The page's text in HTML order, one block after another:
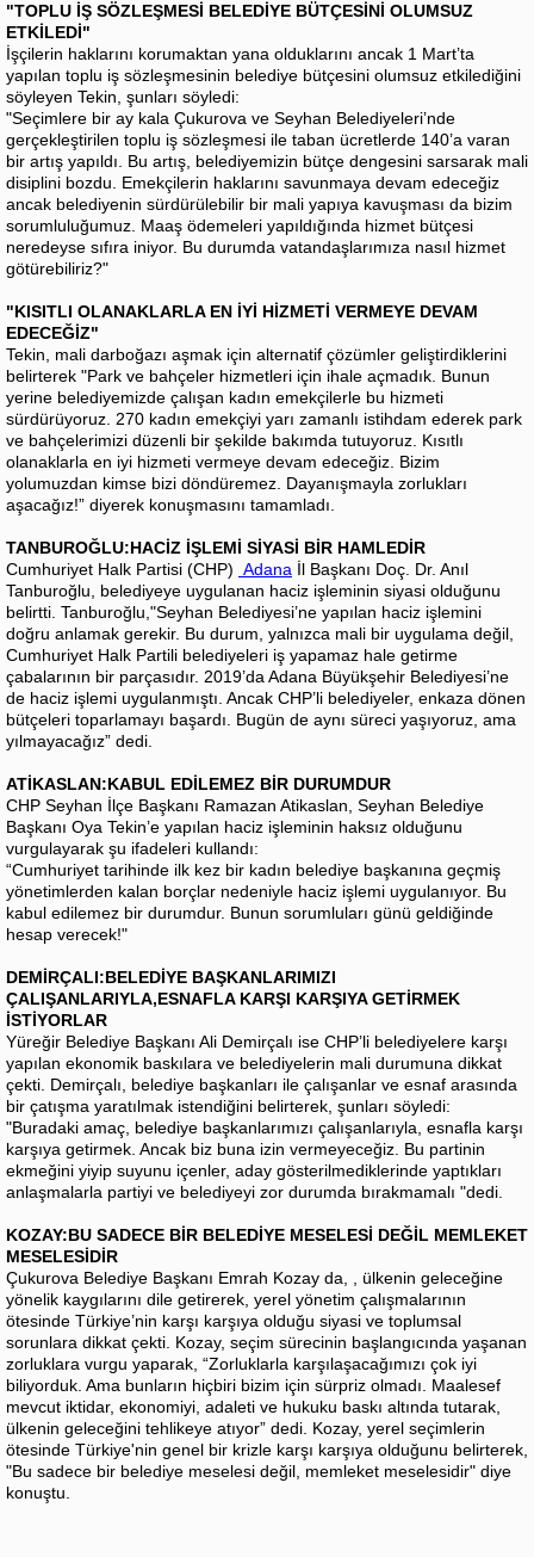
"TOPLU İŞ SÖZLEŞMESİ BELEDİYE BÜTÇESİNİ OLUMSUZ
ETKİLEDİ"
İşçilerin haklarını korumaktan yana olduklarını ancak 1 Mart’ta
yapılan toplu iş sözleşmesinin belediye bütçesini olumsuz etkilediğini
söyleyen Tekin, şunları söyledi:
"Seçimlere bir ay kala Çukurova ve Seyhan Belediyeleri’nde
gerçekleştirilen toplu iş sözleşmesi ile taban ücretlerde 140’a varan
bir artış yapıldı. Bu artış, belediyemizin bütçe dengesini sarsarak mali
disiplini bozdu. Emekçilerin haklarını savunmaya devam edeceğiz
ancak belediyenin sürdürülebilir bir mali yapıya kavuşması da bizim
sorumluluğumuz. Maaş ödemeleri yapıldığında hizmet bütçesi
neredeyse sıfıra iniyor. Bu durumda vatandaşlarımıza nasıl hizmet
götürebiliriz?"
"KISITLI OLANAKLARLA EN İYİ HİZMETİ VERMEYE DEVAM
EDECEĞİZ"
Tekin, mali darboğazı aşmak için alternatif çözümler geliştirdiklerini
belirterek "Park ve bahçeler hizmetleri için ihale açmadık. Bunun
yerine belediyemizde çalışan kadın emekçilerle bu hizmeti
sürdürüyoruz. 270 kadın emekçiyi yarı zamanlı istihdam ederek park
ve bahçelerimizi düzenli bir şekilde bakımda tutuyoruz. Kısıtlı
olanaklarla en iyi hizmeti vermeye devam edeceğiz. Bizim
yolumuzdan kimse bizi döndüremez. Dayanışmayla zorlukları
aşacağız!” diyerek konuşmasını tamamladı.
TANBUROĞLU:HACİZ İŞLEMİ SİYASİ BİR HAMLEDİR
Cumhuriyet Halk Partisi (CHP) Adana İl Başkanı Doç. Dr. Anıl
Tanburoğlu, belediyeye uygulanan haciz işleminin siyasi olduğunu
belirtti. Tanburoğlu,"Seyhan Belediyesi’ne yapılan haciz işlemini
doğru anlamak gerekir. Bu durum, yalnızca mali bir uygulama değil,
Cumhuriyet Halk Partili belediyeleri iş yapamaz hale getirme
çabalarının bir parçasıdır. 2019’da Adana Büyükşehir Belediyesi’ne
de haciz işlemi uygulanmıştı. Ancak CHP’li belediyeler, enkaza dönen
bütçeleri toparlamayı başardı. Bugün de aynı süreci yaşıyoruz, ama
yılmayacağız” dedi.
ATİKASLAN:KABUL EDİLEMEZ BİR DURUMDUR
CHP Seyhan İlçe Başkanı Ramazan Atikaslan, Seyhan Belediye
Başkanı Oya Tekin’e yapılan haciz işleminin haksız olduğunu
vurgulayarak şu ifadeleri kullandı:
“Cumhuriyet tarihinde ilk kez bir kadın belediye başkanına geçmiş
yönetimlerden kalan borçlar nedeniyle haciz işlemi uygulanıyor. Bu
kabul edilemez bir durumdur. Bunun sorumluları günü geldiğinde
hesap verecek!"
DEMİRÇALI:BELEDİYE BAŞKANLARIMIZI
ÇALIŞANLARIYLA,ESNAFLA KARŞI KARŞIYA GETİRMEK
İSTİYORLAR
Yüreğir Belediye Başkanı Ali Demirçalı ise CHP’li belediyelere karşı
yapılan ekonomik baskılara ve belediyelerin mali durumuna dikkat
çekti. Demirçalı, belediye başkanları ile çalışanlar ve esnaf arasında
bir çatışma yaratılmak istendiğini belirterek, şunları söyledi:
"Buradaki amaç, belediye başkanlarımızı çalışanlarıyla, esnafla karşı
karşıya getirmek. Ancak biz buna izin vermeyeceğiz. Bu partinin
ekmeğini yiyip suyunu içenler, aday gösterilmediklerinde yaptıkları
anlaşmalarla partiyi ve belediyeyi zor durumda bırakmamalı "dedi.
KOZAY:BU SADECE BİR BELEDİYE MESELESİ DEĞİL MEMLEKET
MESELESİDİR
Çukurova Belediye Başkanı Emrah Kozay da, , ülkenin geleceğine
yönelik kaygılarını dile getirerek, yerel yönetim çalışmalarının
ötesinde Türkiye’nin karşı karşıya olduğu siyasi ve toplumsal
sorunlara dikkat çekti. Kozay, seçim sürecinin başlangıcında yaşanan
zorluklara vurgu yaparak, “Zorluklarla karşılaşacağımızı çok iyi
biliyorduk. Ama bunların hiçbiri bizim için sürpriz olmadı. Maalesef
mevcut iktidar, ekonomiyi, adaleti ve hukuku baskı altında tutarak,
ülkenin geleceğini tehlikeye atıyor” dedi. Kozay, yerel seçimlerin
ötesinde Türkiye'nin genel bir krizle karşı karşıya olduğunu belirterek,
"Bu sadece bir belediye meselesi değil, memleket meselesidir" diye
konuştu.